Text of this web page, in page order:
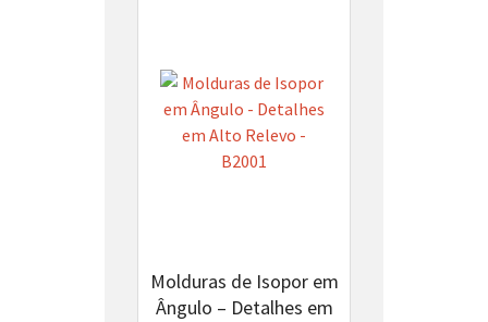
Molduras de Isopor em
Ângulo – Detalhes em